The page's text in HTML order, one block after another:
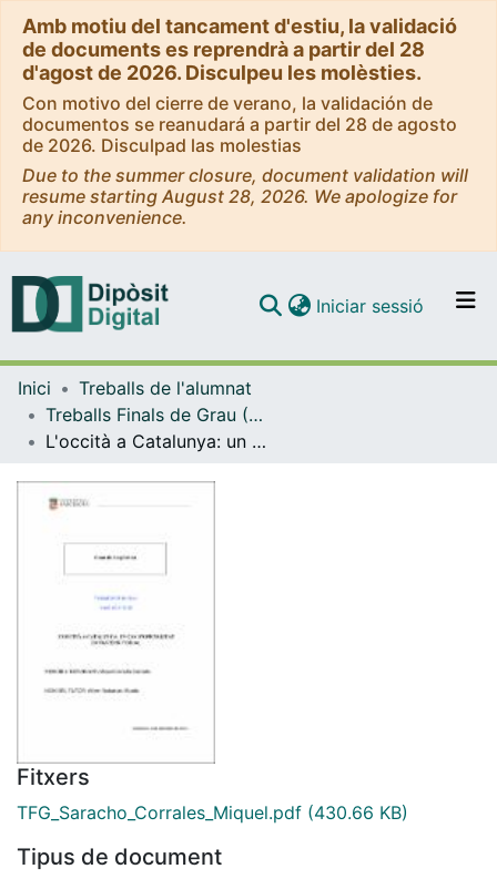
Amb motiu del tancament d'estiu, la validació
de documents es reprendrà a partir del 28
d'agost de 2026. Disculpeu les molèsties.
Con motivo del cierre de verano, la validación de
documentos se reanudará a partir del 28 de agosto
de 2026. Disculpad las molestias
Due to the summer closure, document validation will
resume starting August 28, 2026. We apologize for
any inconvenience.
Navega per tot el DD
Iniciar sessió (current)
Inici
Treballs de l'alumnat
Treballs Finals de Grau (TFG) - Lingüística
L'occità a Catalunya: un cas d'oficialitat extraterritorial
Fitxers
TFG_Saracho_Corrales_Miquel.pdf (430.66 KB)
Tipus de document